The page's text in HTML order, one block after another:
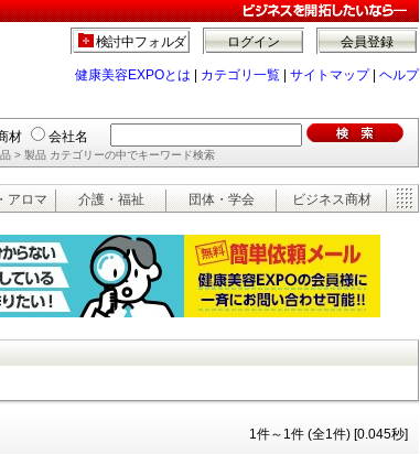
会員登録
ログイン
検討中フォルダ
健康美容EXPOとは カテゴリ一覧 サイトマップ| ヘルプ
材 会社名
> 製品 カテゴリーの中でキーワード検索
アロマ 介護・福祉 団体・学会 ビジネス商材
1件～1件 (全1件) [0.045秒]